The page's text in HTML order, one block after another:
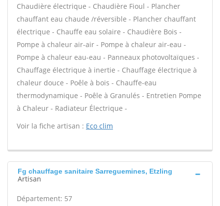
Chaudière électrique - Chaudière Fioul - Plancher
chauffant eau chaude /réversible - Plancher chauffant
électrique - Chauffe eau solaire - Chaudière Bois -
Pompe à chaleur air-air - Pompe à chaleur air-eau -
Pompe à chaleur eau-eau - Panneaux photovoltaïques -
Chauffage électrique à inertie - Chauffage électrique à
chaleur douce - Poêle à bois - Chauffe-eau
thermodynamique - Poêle à Granulés - Entretien Pompe
à Chaleur - Radiateur Électrique -
Voir la fiche artisan : Eco clim
Fg chauffage sanitaire Sarreguemines, Etzling
Artisan
Département: 57